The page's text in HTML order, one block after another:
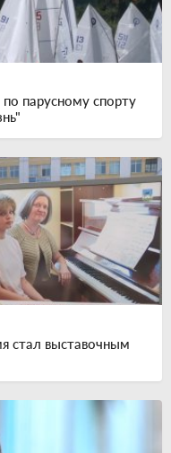
парусному спорту
стал выставочным